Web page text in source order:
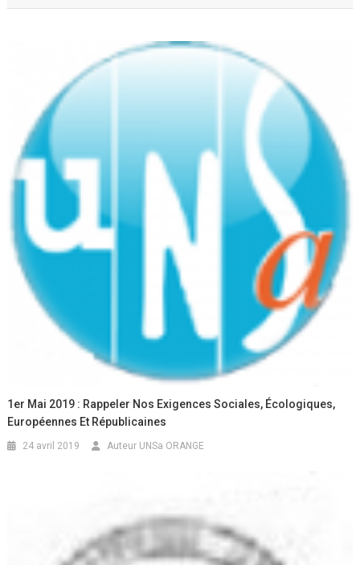
1er Mai 2019 : Rappeler Nos Exigences Sociales, Écologiques,
Européennes Et Républicaines
24 avril 2019 Auteur UNSa ORANGE